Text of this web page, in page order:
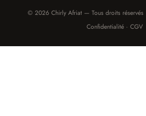
© 2026 Chirly Afriat — Tous droits réservés
Confidentialité · CGV